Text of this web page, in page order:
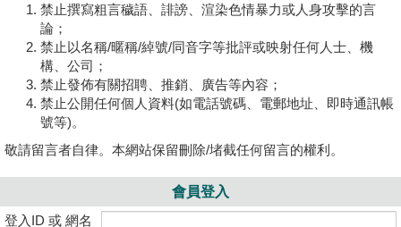
禁止撰寫粗言穢語、誹謗、渲染色情暴力或人身攻擊的言
論；
禁止以名稱/暱稱/綽號/同音字等批評或映射任何人士、機
構、公司；
禁止發佈有關招聘、推銷、廣告等內容；
禁止公開任何個人資料(如電話號碼、電郵地址、即時通訊帳
號等)。
敬請留言者自律。本網站保留刪除/堵截任何留言的權利。
會員登入
登入ID 或 網名